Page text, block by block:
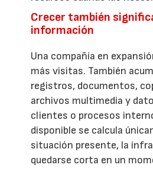
Crecer también
información
Una compañía en
más visitas. También
registros, documentos,
archivos multimedia y
clientes o procesos
disponible se calcula
situación presente, la
quedarse corta en un